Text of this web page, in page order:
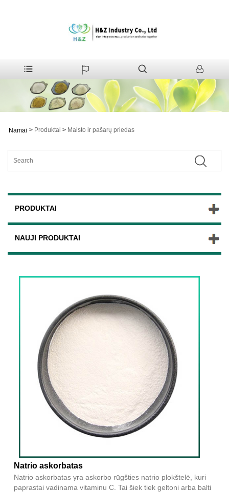
Namai > Produktai > Maisto ir pašarų priedas
PRODUKTAI
NAUJI PRODUKTAI
Natrio askorbatas
Natrio askorbatas yra askorbo rūgšties natrio plokštelė, kuri
paprastai vadinama vitaminu C. Tai šiek tiek geltoni arba balti